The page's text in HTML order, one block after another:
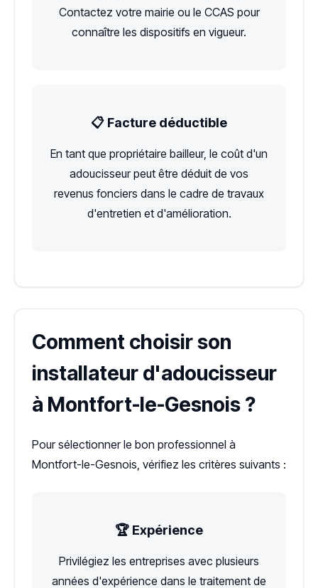
Contactez votre mairie ou le CCAS pour
connaître les dispositifs en vigueur.
📋 Facture déductible
En tant que propriétaire bailleur, le coût d'un
adoucisseur peut être déduit de vos
revenus fonciers dans le cadre de travaux
d'entretien et d'amélioration.
Comment choisir son
installateur d'adoucisseur
à Montfort-le-Gesnois ?
Pour sélectionner le bon professionnel à
Montfort-le-Gesnois, vérifiez les critères suivants :
🏆 Expérience
Privilégiez les entreprises avec plusieurs
années d'expérience dans le traitement de